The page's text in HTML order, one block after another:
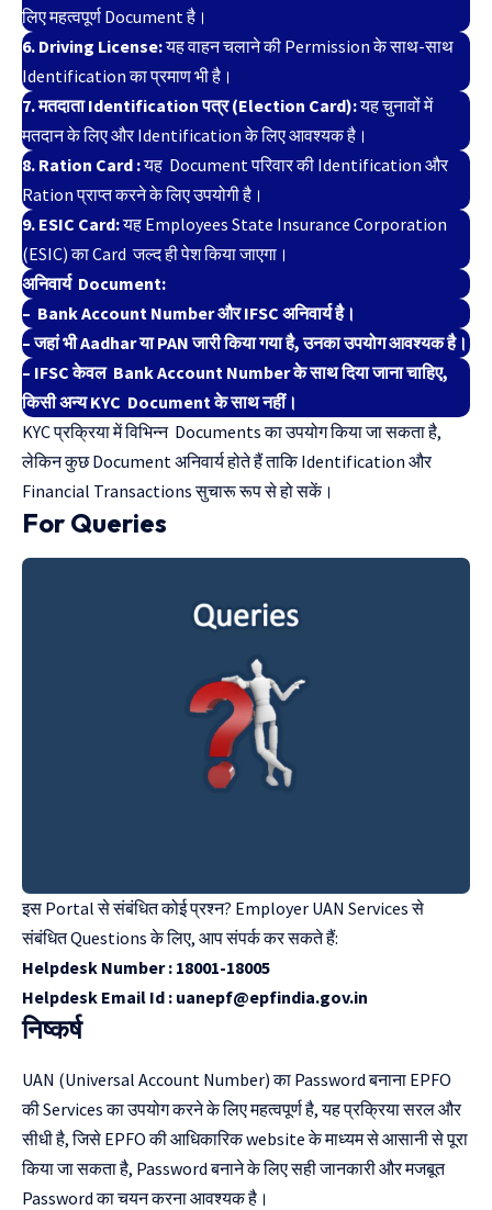
लिए महत्वपूर्ण Document है।
6. Driving License:यह वाहन चलाने की Permission के साथ-साथ
Identification का प्रमाण भी है।
7. मतदाता Identification पत्र (Election Card):यह चुनावों में
मतदान के लिए और Identification के लिए आवश्यक है।
8. Ration Card :यह Document परिवार की Identification और
Ration प्राप्त करने के लिए उपयोगी है।
9. ESIC Card:यह Employees State Insurance Corporation
(ESIC) का Card जल्द ही पेश किया जाएगा।
अनिवार्य Document:
– Bank Account Number और IFSC अनिवार्य है।
– जहां भी Aadhar या PAN जारी किया गया है, उनका उपयोग आवश्यक है।
– IFSC केवल Bank Account Number के साथ दिया जाना चाहिए,
किसी अन्य KYC Document के साथ नहीं।
KYC प्रक्रिया में विभिन्न Documents का उपयोग किया जा सकता है,
लेकिन कुछ Document अनिवार्य होते हैं ताकि Identification और
Financial Transactions सुचारू रूप से हो सकें।
For Queries
इस Portal से संबंधित कोई प्रश्न? Employer UAN Services से
संबंधित Questions के लिए, आप संपर्क कर सकते हैं:
Helpdesk Number : 18001-18005
Helpdesk Email Id : uanepf@epfindia.gov.in
निष्कर्ष
UAN (Universal Account Number) का Password बनाना EPFO
की Services का उपयोग करने के लिए महत्वपूर्ण है, यह प्रक्रिया सरल और
सीधी है, जिसे EPFO की आधिकारिक website के माध्यम से आसानी से पूरा
किया जा सकता है, Password बनाने के लिए सही जानकारी और मजबूत
Password का चयन करना आवश्यक है।